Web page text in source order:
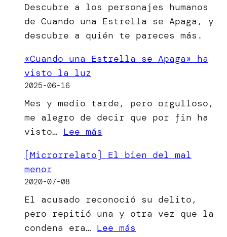
Descubre a los personajes humanos
de Cuando una Estrella se Apaga, y
descubre a quién te pareces más.
«Cuando una Estrella se Apaga» ha
visto la luz
2025-06-16
Mes y medio tarde, pero orgulloso,
me alegro de decir que por fin ha
visto… Lee más
una
Apaga»
ha
visto
[Microrrelato] El bien del mal
menor
2020-07-08
El acusado reconoció su delito,
pero repitió una y otra vez que la
condena era… Lee más